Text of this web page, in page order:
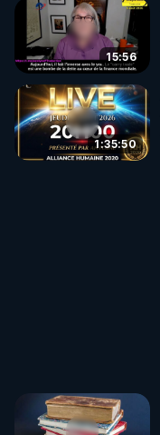
15:56
1:35:50